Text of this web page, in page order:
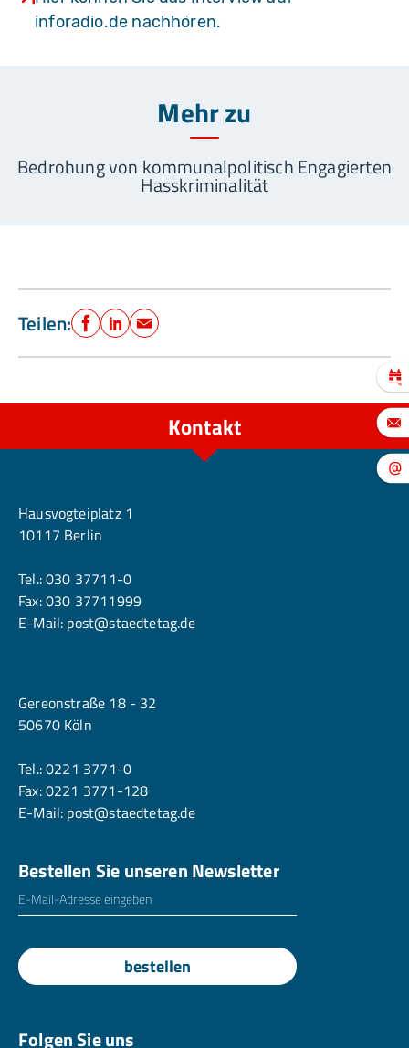
inforadio.de nachhören.
Mehr zu
Bedrohung von kommunalpolitisch Engagierten
Hasskriminalität
Teilen: Facebook
LinkedIn
E-Mail
Kontakt
Hausvogteiplatz 1
10117 Berlin
Tel.:030 37711-0
Fax: 030 37711999
E-Mail: post@staedtetag.de
Gereonstraße 18 - 32
50670 Köln
Tel.:0221 3771-0
Fax: 0221 3771-128
E-Mail: post@staedtetag.de
Bestellen Sie unseren Newsletter
E-Mailadresse
bestellen
Folgen Sie uns